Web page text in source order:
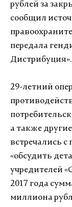
рублей за
сообщил
передала
Дистрибуция».
29-летний
а также
встречались
«обсудить
учредителей
2017 года
миллиона